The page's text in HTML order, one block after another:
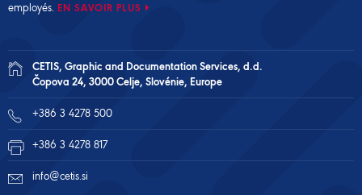
employés. EN SAVOIR PLUS
CETIS, Graphic and Documentation Services, d.d.
Čopova 24, 3000 Celje, Slovénie, Europe
+386 3 4278 500
+386 3 4278 817
info@cetis.si